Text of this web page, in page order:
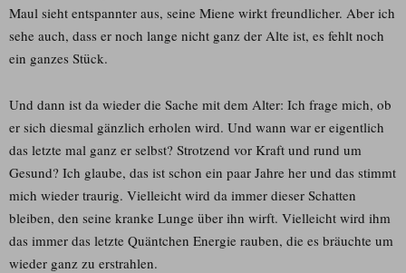
Maul sieht entspannter aus, seine Miene wirkt freundlicher. Aber ich
sehe auch, dass er noch lange nicht ganz der Alte ist, es fehlt noch
ein ganzes Stück.
Und dann ist da wieder die Sache mit dem Alter: Ich frage mich, ob
er sich diesmal gänzlich erholen wird. Und wann war er eigentlich
das letzte mal ganz er selbst? Strotzend vor Kraft und rund um
Gesund? Ich glaube, das ist schon ein paar Jahre her und das stimmt
mich wieder traurig. Vielleicht wird da immer dieser Schatten
bleiben, den seine kranke Lunge über ihn wirft. Vielleicht wird ihm
das immer das letzte Quäntchen Energie rauben, die es bräuchte um
wieder ganz zu erstrahlen.